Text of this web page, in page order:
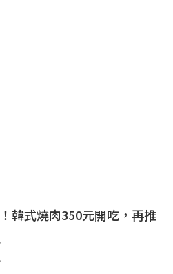
韓式燒肉350元開吃，再推